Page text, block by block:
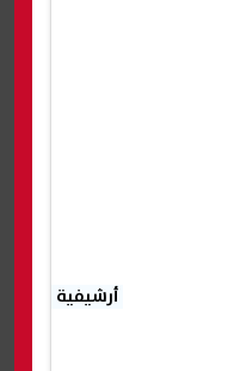
أرشيفية